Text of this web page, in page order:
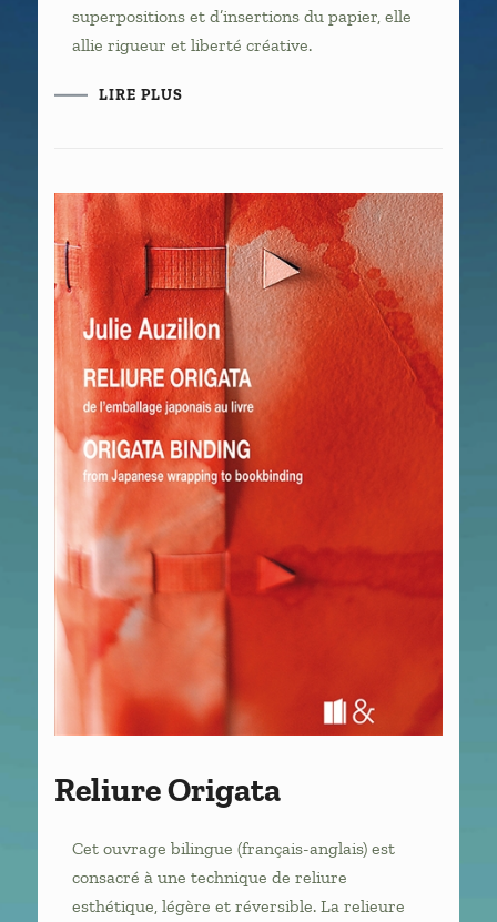
superpositions et d’insertions du papier, elle
allie rigueur et liberté créative.
LIRE PLUS
Reliure Origata
Cet ouvrage bilingue (français-anglais) est
consacré à une technique de reliure
esthétique, légère et réversible. La relieure